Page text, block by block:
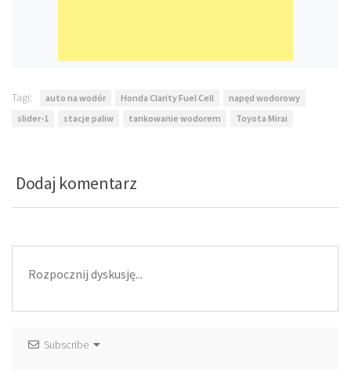
Tagi: auto na wodór Honda Clarity Fuel Cell
napęd wodorowy
slider-1
stacje paliw tankowanie wodorem Toyota Mirai
Dodaj komentarz
Subscribe